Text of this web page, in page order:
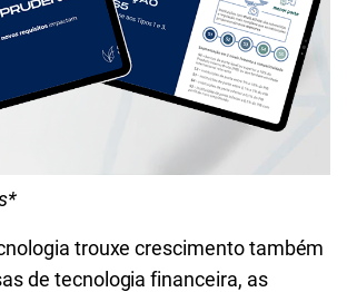
trouxe crescimento também
de tecnologia financeira, as